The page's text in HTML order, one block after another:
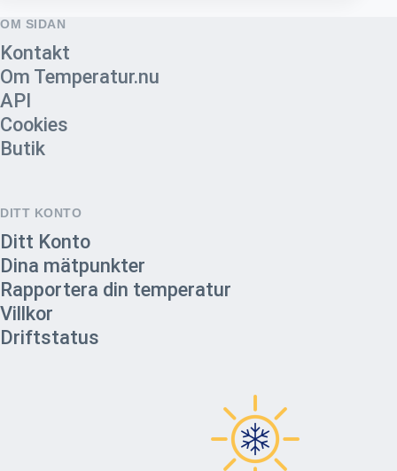
OM SIDAN
Kontakt
Om Temperatur.nu
API
Cookies
Butik
DITT KONTO
Ditt Konto
Dina mätpunkter
Rapportera din temperatur
Villkor
Driftstatus